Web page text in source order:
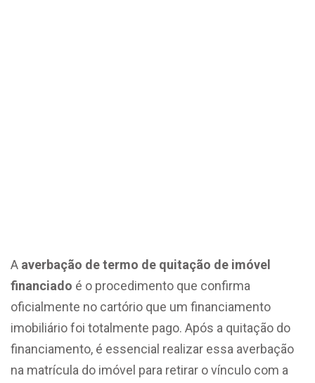
A averbação de termo de quitação de imóvel
financiado é o procedimento que confirma
oficialmente no cartório que um financiamento
imobiliário foi totalmente pago. Após a quitação do
financiamento, é essencial realizar essa averbação
na matrícula do imóvel para retirar o vínculo com a